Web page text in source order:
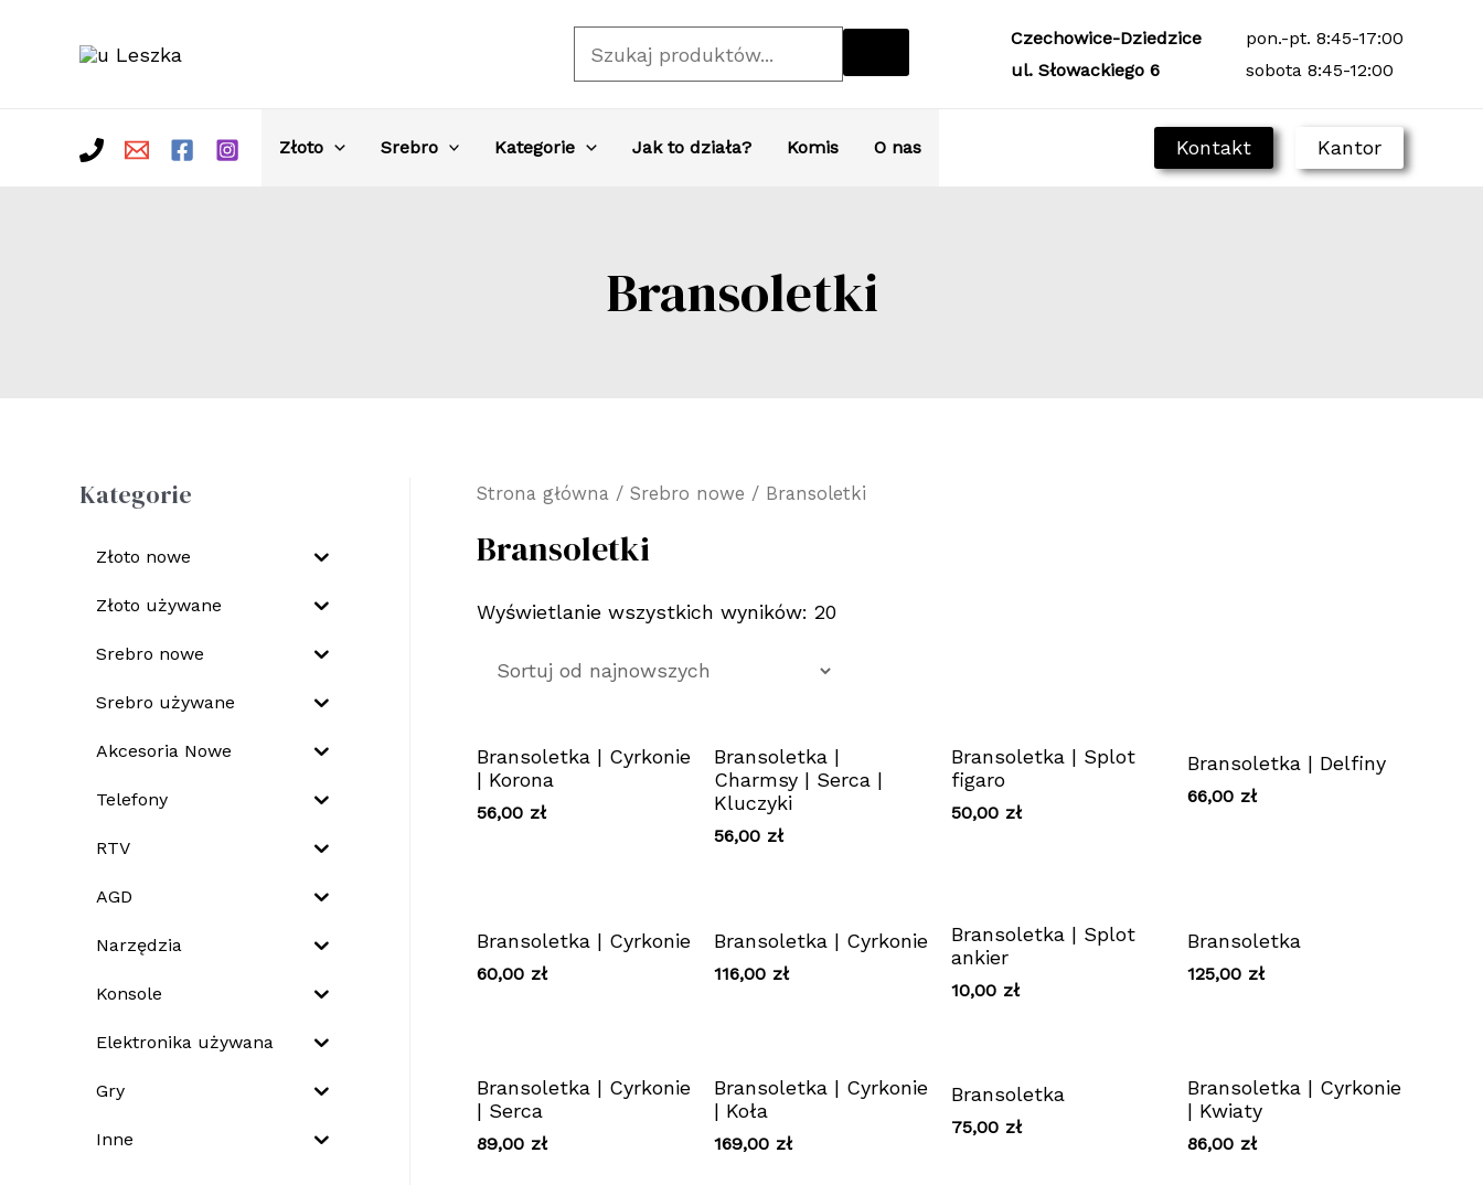
Szukaj
Czechowice-Dziedzice
ul. Słowackiego 6
pon.-pt. 8:45-17:00
sobota 8:45-12:00
Złoto Srebro Kategorie Jak to działa? Komis O nas Kontakt Kantor
Bransoletki
Kategorie
Złoto nowe
Złoto używane
Srebro nowe
Srebro używane
Akcesoria Nowe
Telefony
RTV
AGD
Narzędzia
Konsole
Elektronika używana
Gry
Inne
Strona główna / Srebro nowe / Bransoletki
Bransoletki
Wyświetlanie wszystkich wyników: 20
Bransoletka | Cyrkonie
| Korona
56,00 zł
Bransoletka |
Charmsy | Serca |
Kluczyki
56,00 zł
Bransoletka | Splot
figaro
50,00 zł
Bransoletka | Delfiny
66,00 zł
Bransoletka | Cyrkonie
60,00 zł
Bransoletka | Cyrkonie
116,00 zł
Bransoletka | Splot
ankier
10,00 zł
Bransoletka
125,00 zł
Bransoletka | Cyrkonie
| Serca
89,00 zł
Bransoletka | Cyrkonie
| Koła
169,00 zł
Bransoletka
75,00 zł
Bransoletka | Cyrkonie
| Kwiaty
86,00 zł